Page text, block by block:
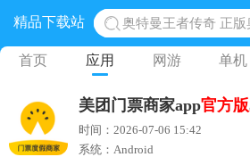
精品下载站
奥特曼王者传奇 正
地铁跑酷体验服国
黎明觉醒生机腾讯正
蛋仔派对下载 蛋仔派
首页 应用 网游 单机
美团门票商家app官方版
时间：2026-07-06 15:42
系统：Android